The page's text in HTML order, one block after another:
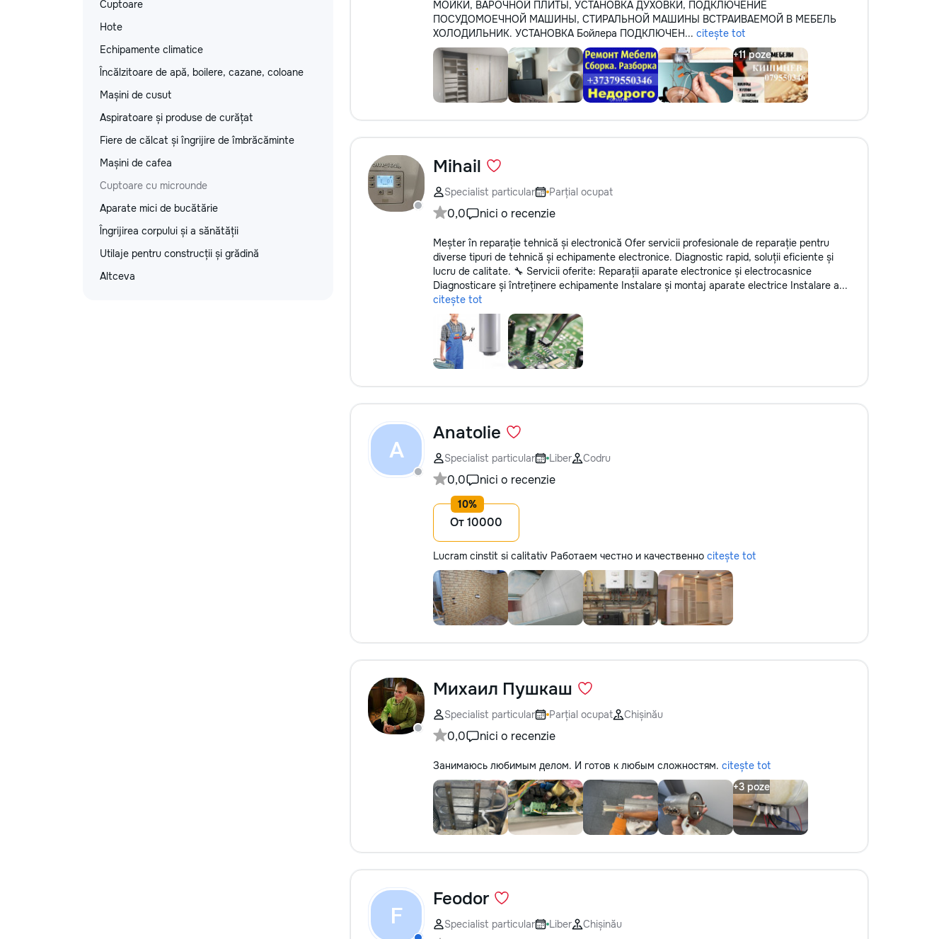
Cuptoare
Hote
Echipamente climatice
Încălzitoare de apă, boilere, cazane, coloane
Mașini de cusut
Aspiratoare și produse de curățat
Fiere de călcat și îngrijire de îmbrăcăminte
Mașini de cafea
Cuptoare cu microunde
Aparate mici de bucătărie
Îngrijirea corpului și a sănătății
Utilaje pentru construcții și grădină
Altceva
МОЙКИ, ВАРОЧНОЙ ПЛИТЫ, УСТАНОВКА ДУХОВКИ, ПОДКЛЮЧЕНИЕ
ПОСУДОМОЕЧНОЙ МАШИНЫ, СТИРАЛЬНОЙ МАШИНЫ ВСТРАИВАЕМОЙ В МЕБЕЛЬ
ХОЛОДИЛЬНИК. УСТАНОВКА Бойлера ПОДКЛЮЧЕН... citește tot
Mihail
Specialist particular Parțial ocupat
0,0 nici o recenzie
Meșter în reparație tehnică și electronică Ofer servicii profesionale de reparație pentru
diverse tipuri de tehnică și echipamente electronice. Diagnostic rapid, soluții eficiente și
lucru de calitate. 🔧 Servicii oferite: Reparații aparate electronice și electrocasnice
Diagnosticare și întreținere echipamente Instalare și montaj aparate electrice Instalare a...
citește tot
A
Anatolie
Specialist particular Liber Codru
0,0 nici o recenzie
От 10000
Lucram cinstit si calitativ Работаем честно и качественно citește tot
Михаил Пушкаш
Specialist particular Parțial ocupat Chișinău
0,0 nici o recenzie
Занимаюсь любимым делом. И готов к любым сложностям. citește tot
F
Feodor
Specialist particular Liber Chișinău